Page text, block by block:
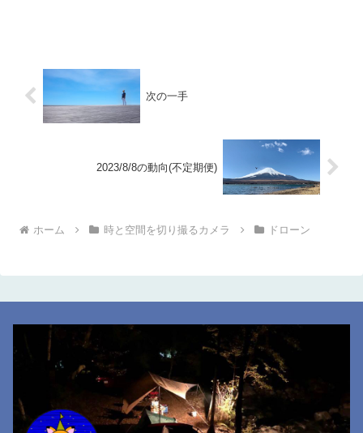
次の一手
2023/8/8の動向(不定期便)
ホーム 時と空間を切り撮るカメラ ドローン